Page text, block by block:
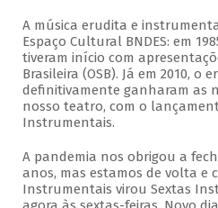
A música erudita e
Espaço Cultural BNDES: em
tiveram início com
Brasileira (OSB). Já em 2010,
definitivamente ganharam as
nosso teatro, com o
Instrumentais.
A pandemia nos obrigou a
anos, mas estamos de volta e
Instrumentais virou Sextas